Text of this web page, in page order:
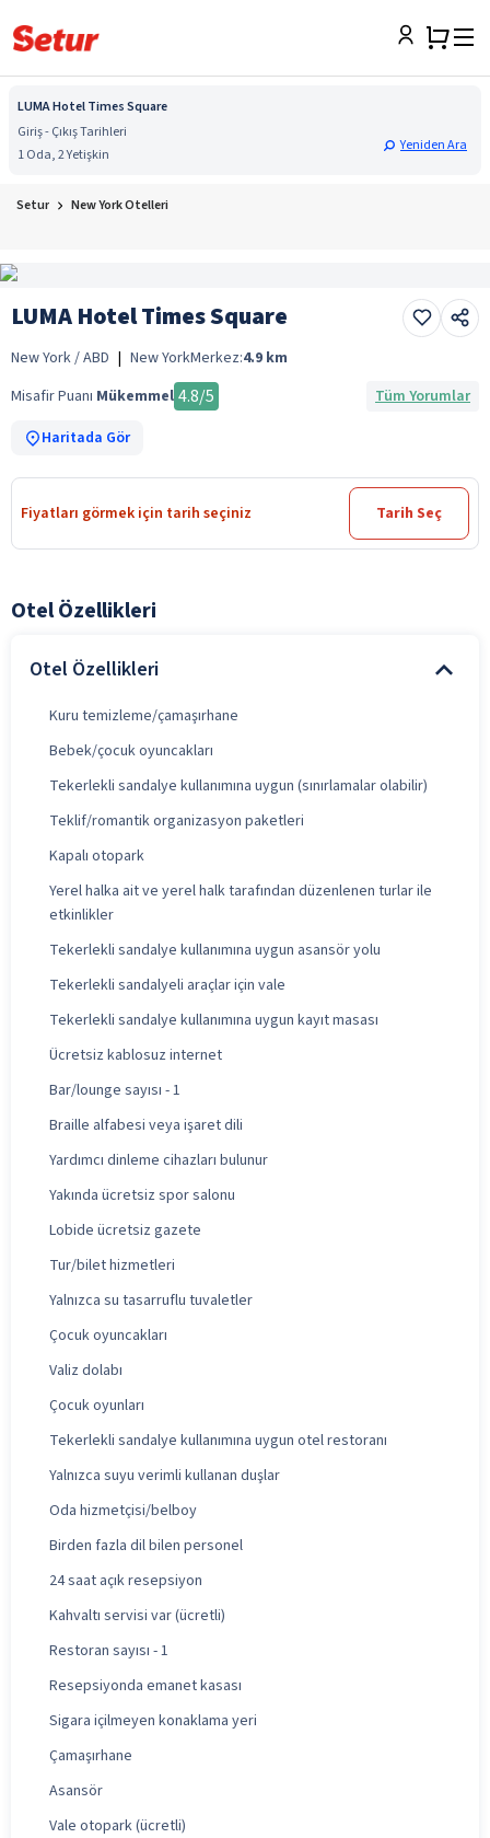
LUMA Hotel Times Square
Giriş - Çıkış Tarihleri
1 Oda, 2 Yetişkin
Yeniden Ara
Setur New York Otelleri
LUMA Hotel Times Square
New York / ABD | New YorkMerkez:4.9 km
Misafir Puanı Mükemmel 4.8/5
Tüm Yorumlar
Haritada Gör
Fiyatları görmek için tarih seçiniz Tarih Seç
Otel Özellikleri
Otel Özellikleri
Kuru temizleme/çamaşırhane
Bebek/çocuk oyuncakları
Tekerlekli sandalye kullanımına uygun (sınırlamalar olabilir)
Teklif/romantik organizasyon paketleri
Kapalı otopark
Yerel halka ait ve yerel halk tarafından düzenlenen turlar ile
etkinlikler
Tekerlekli sandalye kullanımına uygun asansör yolu
Tekerlekli sandalyeli araçlar için vale
Tekerlekli sandalye kullanımına uygun kayıt masası
Ücretsiz kablosuz internet
Bar/lounge sayısı - 1
Braille alfabesi veya işaret dili
Yardımcı dinleme cihazları bulunur
Yakında ücretsiz spor salonu
Lobide ücretsiz gazete
Tur/bilet hizmetleri
Yalnızca su tasarruflu tuvaletler
Çocuk oyuncakları
Valiz dolabı
Çocuk oyunları
Tekerlekli sandalye kullanımına uygun otel restoranı
Yalnızca suyu verimli kullanan duşlar
Oda hizmetçisi/belboy
Birden fazla dil bilen personel
24 saat açık resepsiyon
Kahvaltı servisi var (ücretli)
Restoran sayısı - 1
Resepsiyonda emanet kasası
Sigara içilmeyen konaklama yeri
Çamaşırhane
Asansör
Vale otopark (ücretli)